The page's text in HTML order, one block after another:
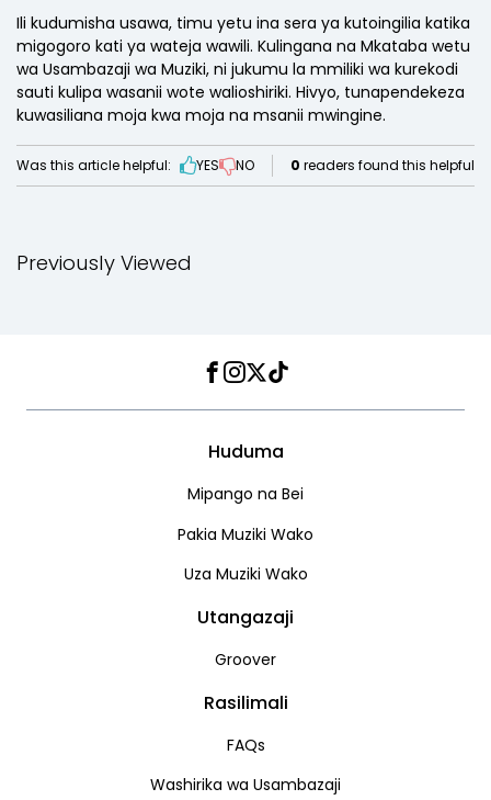
Ili kudumisha usawa, timu yetu ina sera ya kutoingilia katika
migogoro kati ya wateja wawili. Kulingana na Mkataba wetu
wa Usambazaji wa Muziki, ni jukumu la mmiliki wa kurekodi
sauti kulipa wasanii wote walioshiriki. Hivyo, tunapendekeza
kuwasiliana moja kwa moja na msanii mwingine.
Was this article helpful: YES NO 0 readers found this helpful
Previously Viewed
Facebook
Instagram
Twitter
TikTok
Huduma
Mipango na Bei
Pakia Muziki Wako
Uza Muziki Wako
Utangazaji
Groover
Rasilimali
FAQs
Washirika wa Usambazaji